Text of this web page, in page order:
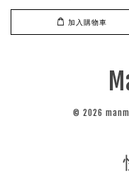
加入購物車
© 2026